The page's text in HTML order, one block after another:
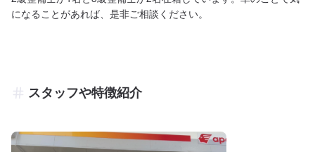
になることがあれば、是非ご相談ください。
スタッフや特徴紹介